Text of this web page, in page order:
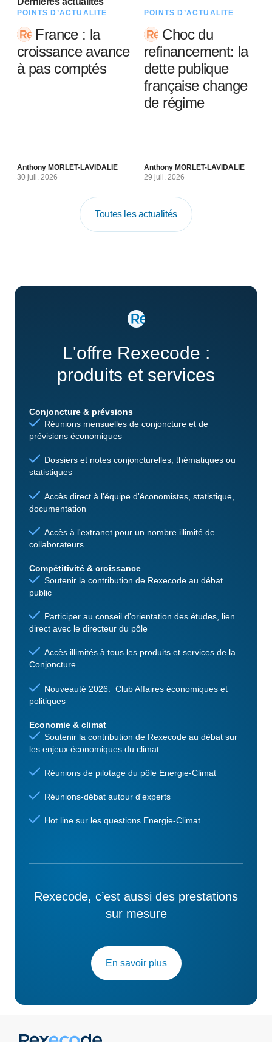
POINTS D’ACTUALITÉ
France : la
croissance avance
à pas comptés
Anthony MORLET-LAVIDALIE
30 juil. 2026
POINTS D’ACTUALITÉ
Choc du
refinancement: la
dette publique
française change
de régime
Anthony MORLET-LAVIDALIE
29 juil. 2026
Toutes les actualités
L'offre Rexecode :
produits et services
Conjoncture & prévsions
Réunions mensuelles de conjoncture et de
prévisions économiques
Dossiers et notes conjoncturelles, thématiques ou
statistiques
Accès direct à l'équipe d'économistes, statistique,
documentation
Accès à l'extranet pour un nombre illimité de
collaborateurs
Compétitivité & croissance
Soutenir la contribution de Rexecode au débat
public
Participer au conseil d'orientation des études, lien
direct avec le directeur du pôle
Accès illimités à tous les produits et services de la
Conjoncture
Nouveauté 2026: Club Affaires économiques et
politiques
Economie & climat
Soutenir la contribution de Rexecode au débat sur
les enjeux économiques du climat
Réunions de pilotage du pôle Energie-Climat
Réunions-débat autour d'experts
Hot line sur les questions Energie-Climat
Rexecode, c’est aussi des prestations
sur mesure
En savoir plus